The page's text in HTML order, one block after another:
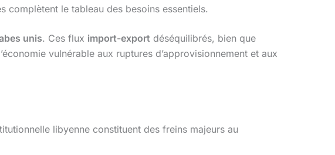
complètent le tableau des besoins essentiels.
unis. Ces flux import-export déséquilibrés, bien que
vulnérable aux ruptures d’approvisionnement et aux
libyenne constituent des freins majeurs au